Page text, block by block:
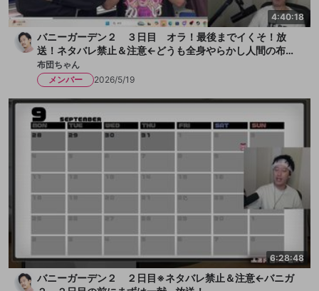
4:40:18
バニーガーデン２ ３日目 オラ！最後までイくそ！放
送！ネタバレ禁止＆注意←どうも全身やらかし人間の布団
ちゃんです！今日も女の子とチチクリ満載！まずは一献い
きます、か！放送
布団ちゃん
メンバー
2026/5/19
6:28:48
バニーガーデン２ ２日目※ネタバレ禁止＆注意←バニガ